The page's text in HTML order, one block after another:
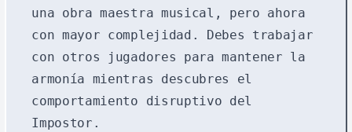
una obra maestra musical, pero ahora
con mayor complejidad. Debes trabajar
con otros jugadores para mantener la
armonía mientras descubres el
comportamiento disruptivo del
Impostor.